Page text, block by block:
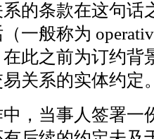
的条款在这句话
一般称为
此之前为订约背
关系的实体约定
，当事人签署一